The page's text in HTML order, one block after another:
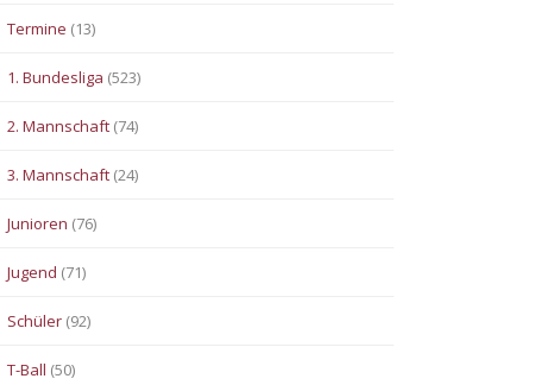
Termine (13)
1. Bundesliga (523)
2. Mannschaft (74)
3. Mannschaft (24)
Junioren (76)
Jugend (71)
Schüler (92)
T-Ball (50)